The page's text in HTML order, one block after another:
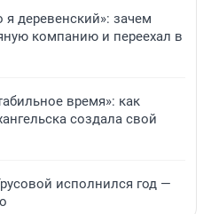
я деревенский»: зачем
компанию и переехал в
время»: как
создала свой
исполнился год —